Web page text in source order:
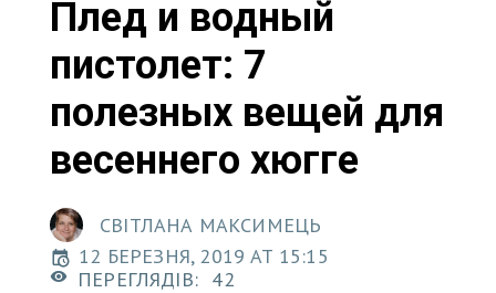
Плед и водный
пистолет: 7
полезных вещей для
весеннего хюгге
СВІТЛАНА МАКСИМЕЦЬ
12 БЕРЕЗНЯ, 2019 AT 15:15
ПЕРЕГЛЯДІВ: 42